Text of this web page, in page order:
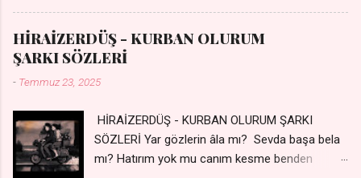
Yaralı adamım. Sensizlik bir hançer Geceler susmuyor Yaralı
kalbimde Bir sızı durmuyor Tu yi bihare min Ez ji payizim Li
dile şevên min Teng e nefes im Adını sayıklar Uykusuz
geceler Sensiz her sabahım Sessiz ve kederli
HİRAİZERDÜŞ - KURBAN OLURUM
ŞARKI SÖZLERİ
- Temmuz 23, 2025
HİRAİZERDÜŞ - KURBAN OLURUM ŞARKI
SÖZLERİ Yar gözlerin âla mı? Sevda başa bela
mı? Hatırım yok mu canım kesme benden